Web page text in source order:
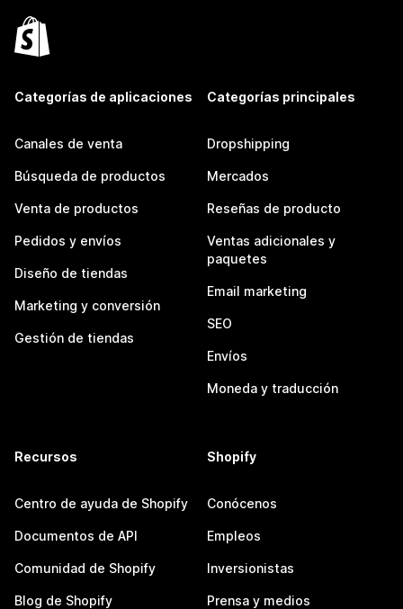
Categorías de aplicaciones
Canales de venta
Búsqueda de productos
Venta de productos
Pedidos y envíos
Diseño de tiendas
Marketing y conversión
Gestión de tiendas
Categorías principales
Dropshipping
Mercados
Reseñas de producto
Ventas adicionales y
paquetes
Email marketing
SEO
Envíos
Moneda y traducción
Recursos
Centro de ayuda de Shopify
Documentos de API
Comunidad de Shopify
Blog de Shopify
Shopify
Conócenos
Empleos
Inversionistas
Prensa y medios